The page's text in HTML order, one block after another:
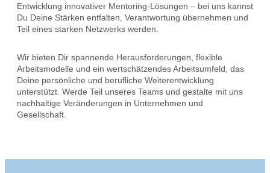
Entwicklung innovativer Mentoring-Lösungen – bei uns kannst
Du Deine Stärken entfalten, Verantwortung übernehmen und
Teil eines starken Netzwerks werden.
Wir bieten Dir spannende Herausforderungen, flexible
Arbeitsmodelle und ein wertschätzendes Arbeitsumfeld, das
Deine persönliche und berufliche Weiterentwicklung
unterstützt. Werde Teil unseres Teams und gestalte mit uns
nachhaltige Veränderungen in Unternehmen und
Gesellschaft.